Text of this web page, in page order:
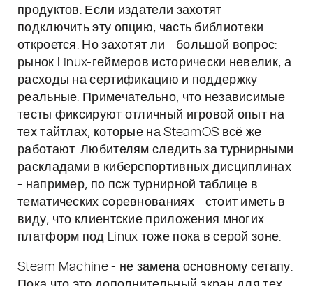
продуктов. Если издатели захотят
подключить эту опцию, часть библиотеки
откроется. Но захотят ли - большой вопрос:
рынок Linux-геймеров исторически невелик, а
расходы на сертификацию и поддержку
реальные. Примечательно, что независимые
тесты фиксируют отличный игровой опыт на
тех тайтлах, которые на SteamOS всё же
работают. Любителям следить за турнирными
раскладами в киберспортивных дисциплинах
- например, по псж турнирной таблице в
тематических соревнованиях - стоит иметь в
виду, что клиентские приложения многих
платформ под Linux тоже пока в серой зоне.
Steam Machine - не замена основному сетапу.